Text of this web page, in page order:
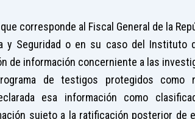
corresponde al Fiscal General de la
y Seguridad o en su caso del Instituto
de información concerniente a las
de testigos protegidos como
esa información como
sujeto a la ratificación posterior de